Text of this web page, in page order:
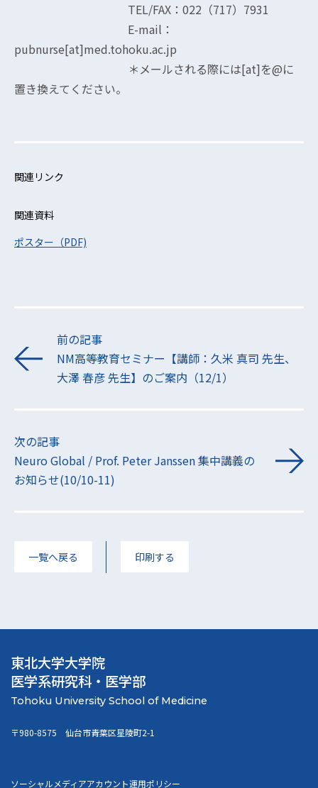
TEL/FAX：022（717）7931
E-mail：
pubnurse[at]med.tohoku.ac.jp
＊メールされる際には[at]を@に
置き換えてください。
関連リンク
関連資料
ポスター（PDF)
前の記事
NM高等教育セミナー【講師：久米 真司 先生、
大澤 春彦 先生】のご案内（12/1）
次の記事
Neuro Global / Prof. Peter Janssen 集中講義の
お知らせ(10/10-11)
一覧へ戻る 印刷する
東北大学大学院
医学系研究科・医学部
〒980-8575 仙台市青葉区星陵町2-1
ソーシャルメディアアカウント運用ポリシー